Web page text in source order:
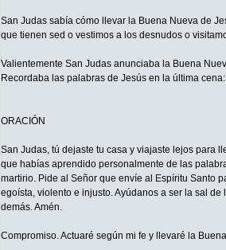
San Judas sabía cómo llevar la Buena Nueva de
que tienen sed o vestimos a los desnudos o
Valientemente San Judas anunciaba la Buena
Recordaba las palabras de Jesús en la última
ORACIÓN
San Judas, tú dejaste tu casa y viajaste lejos para
que habías aprendido personalmente de las
martirio. Pide al Señor que envíe al Espíritu Santo
egoísta, violento e injusto. Ayúdanos a ser la sal
demás. Amén.
Compromiso. Actuaré según mi fe y llevaré la